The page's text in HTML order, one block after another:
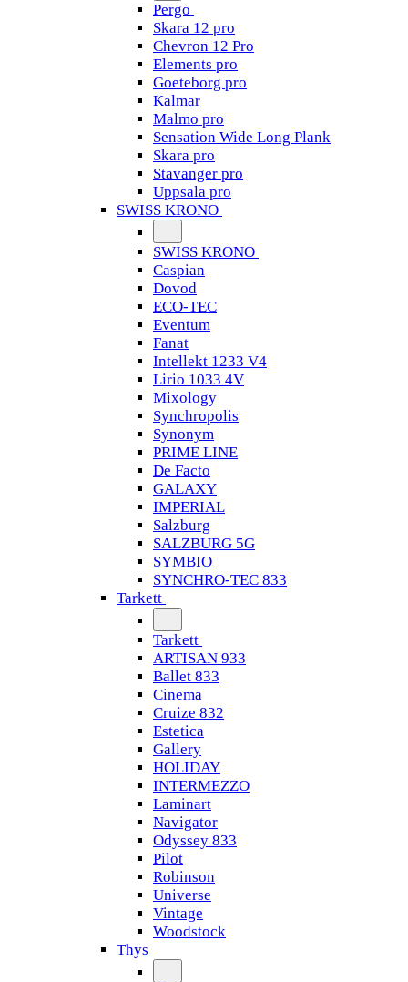
Pergo
Skara 12 pro
Chevron 12 Pro
Elements pro
Goeteborg pro
Kalmar
Malmo pro
Sensation Wide Long Plank
Skara pro
Stavanger pro
Uppsala pro
SWISS KRONO
SWISS KRONO
Caspian
Dovod
ECO-TEC
Eventum
Fanat
Intellekt 1233 V4
Lirio 1033 4V
Mixology
Synchropolis
Synonym
PRIME LINE
De Facto
GALAXY
IMPERIAL
Salzburg
SALZBURG 5G
SYMBIO
SYNCHRO-TEC 833
Tarkett
Tarkett
ARTISAN 933
Ballet 833
Cinema
Cruize 832
Estetica
Gallery
HOLIDAY
INTERMEZZO
Laminart
Navigator
Odyssey 833
Pilot
Robinson
Universe
Vintage
Woodstock
Thys